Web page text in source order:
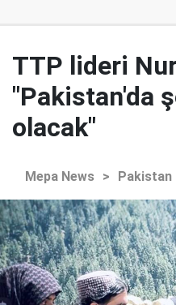
TTP lideri
"Pakistan'da
olacak"
Mepa News > Pakistan